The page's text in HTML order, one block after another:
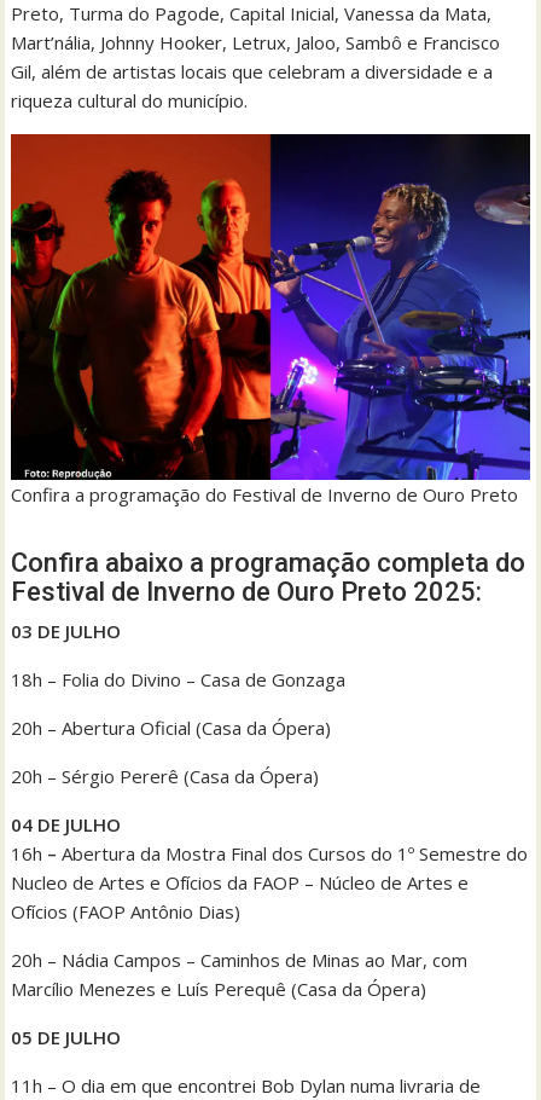
Preto, Turma do Pagode, Capital Inicial, Vanessa da Mata,
Mart’nália, Johnny Hooker, Letrux, Jaloo, Sambô e Francisco
Gil, além de artistas locais que celebram a diversidade e a
riqueza cultural do município.
Confira a programação do Festival de Inverno de Ouro Preto
Confira abaixo a programação completa do
Festival de Inverno de Ouro Preto 2025:
03 DE JULHO
18h – Folia do Divino – Casa de Gonzaga
20h – Abertura Oficial (Casa da Ópera)
20h – Sérgio Pererê (Casa da Ópera)
04 DE JULHO
16h –Abertura da Mostra Final dos Cursos do 1º Semestre do
Nucleo de Artes e Ofícios da FAOP – Núcleo de Artes e
Ofícios (FAOP Antônio Dias)
20h – Nádia Campos – Caminhos de Minas ao Mar, com
Marcílio Menezes e Luís Perequê (Casa da Ópera)
05 DE JULHO
11h – O dia em que encontrei Bob Dylan numa livraria de